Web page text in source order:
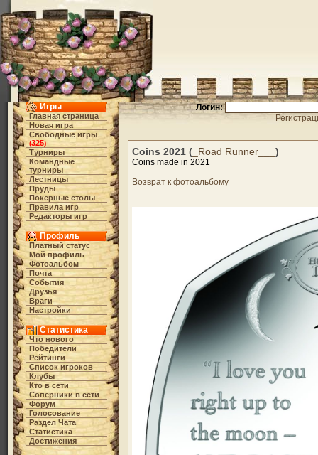
Игры
Главная страница
Новая игра
Свободные игры
(325)
Турниры
Командные
турниры
Лестницы
Пруды
Покерные столы
Правила игр
Редакторы игр
Профиль
Платный статус
Мой профиль
Фотоальбом
Почта
События
Друзья
Враги
Настройки
Статистика
Что нового
Победители
Рейтинги
Список игроков
Клубы
Кто в cети
Соперники в сети
Форум
Голосование
Раздел Чата
Статистика
Достижения
Логин:
Coins 2021 ( _Road Runner___ )
Coins made in 2021
Возврат к фотоальбому